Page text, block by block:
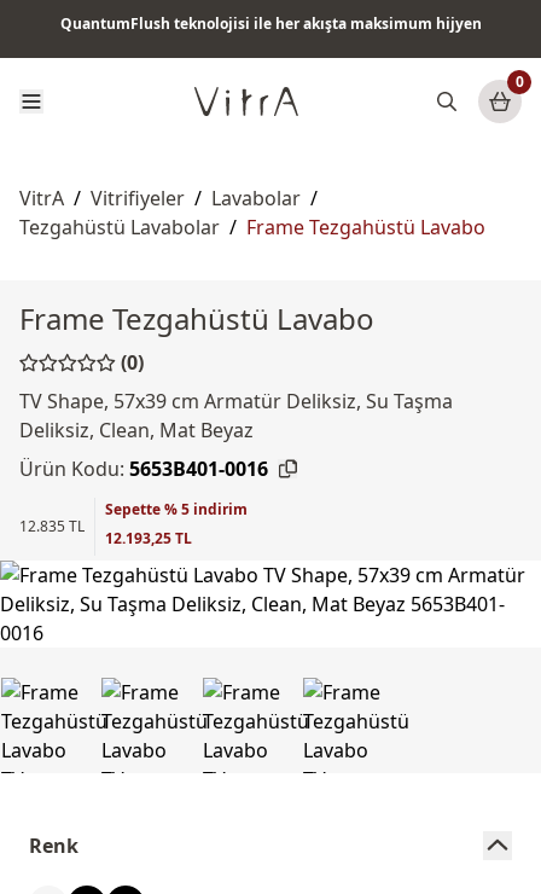
QuantumFlush teknolojisi ile her akışta maksimum hijyen
0
VitrA / Vitrifiyeler / Lavabolar /
Tezgahüstü Lavabolar / Frame Tezgahüstü Lavabo
Frame Tezgahüstü Lavabo
(0)
TV Shape, 57x39 cm Armatür Deliksiz, Su Taşma
Deliksiz, Clean, Mat Beyaz
Ürün Kodu: 5653B401-0016
12.835 TL
Sepette % 5 indirim
12.193,25 TL
Renk